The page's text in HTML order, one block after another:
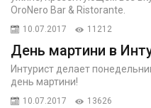
OroNero Bar & Ristorante.
10.07.2017 11212
День мартини в
Интурист делает
день мартини!
10.07.2017 13626